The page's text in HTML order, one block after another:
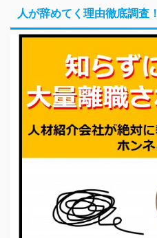
人が辞めてく理由徹底調査！